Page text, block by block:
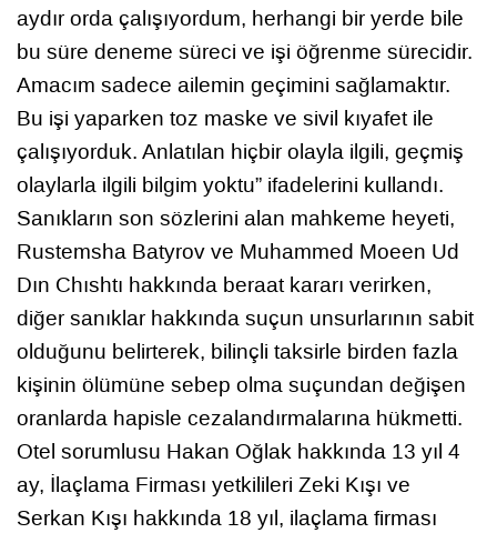
aydır orda çalışıyordum, herhangi bir yerde bile
bu süre deneme süreci ve işi öğrenme sürecidir.
Amacım sadece ailemin geçimini sağlamaktır.
Bu işi yaparken toz maske ve sivil kıyafet ile
çalışıyorduk. Anlatılan hiçbir olayla ilgili, geçmiş
olaylarla ilgili bilgim yoktu” ifadelerini kullandı.
Sanıkların son sözlerini alan mahkeme heyeti,
Rustemsha Batyrov ve Muhammed Moeen Ud
Dın Chıshtı hakkında beraat kararı verirken,
diğer sanıklar hakkında suçun unsurlarının sabit
olduğunu belirterek, bilinçli taksirle birden fazla
kişinin ölümüne sebep olma suçundan değişen
oranlarda hapisle cezalandırmalarına hükmetti.
Otel sorumlusu Hakan Oğlak hakkında 13 yıl 4
ay, İlaçlama Firması yetkilileri Zeki Kışı ve
Serkan Kışı hakkında 18 yıl, ilaçlama firması